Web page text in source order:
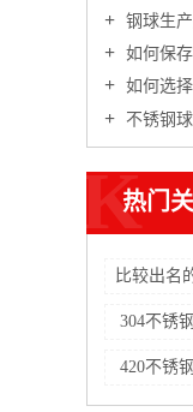
钢球生产厂
如何保
如何选择高
不锈钢球
热门
K
比较出名
304不锈
420不锈